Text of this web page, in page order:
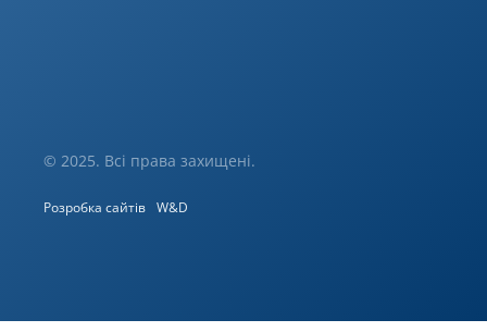
© 2025. Всі права захищені.
Розробка сайтів W&D